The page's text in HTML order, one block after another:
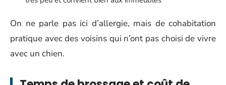
On ne parle pas ici d’allergie, mais de cohabitation
pratique avec des voisins qui n’ont pas choisi de vivre
avec un chien.